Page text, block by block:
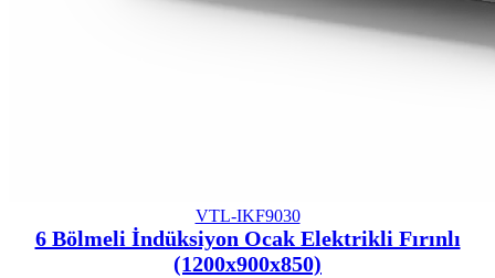
VTL-IKF9030
6 Bölmeli İndüksiyon Ocak Elektrikli Fırınlı
(1200x900x850)